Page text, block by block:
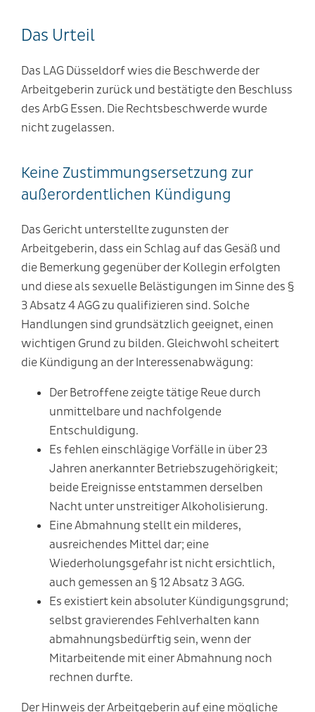
Das Urteil
Das LAG Düsseldorf wies die Beschwerde der
Arbeitgeberin zurück und bestätigte den Beschluss
des ArbG Essen. Die Rechtsbeschwerde wurde
nicht zugelassen.
Keine Zustimmungsersetzung zur
außerordentlichen Kündigung
Das Gericht unterstellte zugunsten der
Arbeitgeberin, dass ein Schlag auf das Gesäß und
die Bemerkung gegenüber der Kollegin erfolgten
und diese als sexuelle Belästigungen im Sinne des §
3 Absatz 4 AGG zu qualifizieren sind. Solche
Handlungen sind grundsätzlich geeignet, einen
wichtigen Grund zu bilden. Gleichwohl scheitert
die Kündigung an der Interessenabwägung:
Der Betroffene zeigte tätige Reue durch
unmittelbare und nachfolgende
Entschuldigung.
Es fehlen einschlägige Vorfälle in über 23
Jahren anerkannter Betriebszugehörigkeit;
beide Ereignisse entstammen derselben
Nacht unter unstreitiger Alkoholisierung.
Eine Abmahnung stellt ein milderes,
ausreichendes Mittel dar; eine
Wiederholungsgefahr ist nicht ersichtlich,
auch gemessen an § 12 Absatz 3 AGG.
Es existiert kein absoluter Kündigungsgrund;
selbst gravierendes Fehlverhalten kann
abmahnungsbedürftig sein, wenn der
Mitarbeitende mit einer Abmahnung noch
rechnen durfte.
Der Hinweis der Arbeitgeberin auf eine mögliche